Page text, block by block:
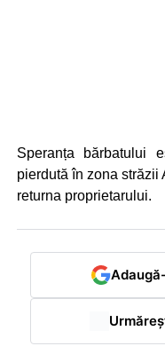
Speranța bărbatului
pierdută în zona străzii
returna proprietarului.